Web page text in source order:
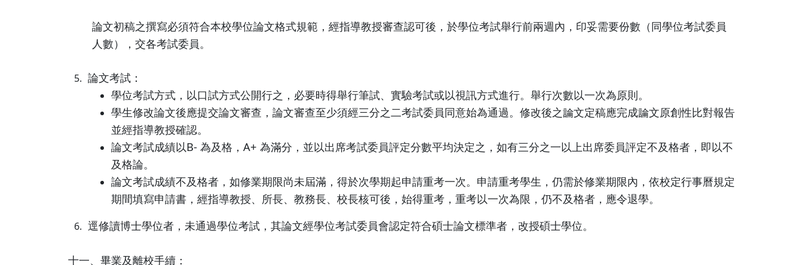
論文初稿之撰寫必須符合本校學位論文格式規範，經指導教授審查認可後，於學位考試舉行前兩週內，印妥需要份數（同學位考試委員
人數），交各考試委員。
5. 論文考試：
學位考試方式，以口試方式公開行之，必要時得舉行筆試、實驗考試或以視訊方式進行。舉行次數以一次為原則。
學生修改論文後應提交論文審查，論文審查至少須經三分之二考試委員同意始為通過。修改後之論文定稿應完成論文原創性比對報告
並經指導教授確認。
論文考試成績以B- 為及格，A+ 為滿分，並以出席考試委員評定分數平均決定之，如有三分之一以上出席委員評定不及格者，即以不
及格論。
論文考試成績不及格者，如修業期限尚未屆滿，得於次學期起申請重考一次。申請重考學生，仍需於修業期限內，依校定行事曆規定
期間填寫申請書，經指導教授、所長、教務長、校長核可後，始得重考，重考以一次為限，仍不及格者，應令退學。
6. 逕修讀博士學位者，未通過學位考試，其論文經學位考試委員會認定符合碩士論文標準者，改授碩士學位。
十一、畢業及離校手續：